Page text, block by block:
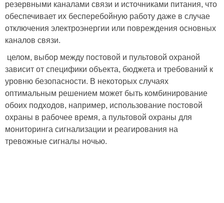
резервными каналами связи и источниками питания, что
обеспечивает их бесперебойную работу даже в случае
отключения электроэнергии или повреждения основных
каналов связи.
целом, выбор между постовой и пультовой охраной
зависит от специфики объекта, бюджета и требований к
уровню безопасности. В некоторых случаях
оптимальным решением может быть комбинирование
обоих подходов, например, использование постовой
охраны в рабочее время, а пультовой охраны для
мониторинга сигнализации и реагирования на
тревожные сигналы ночью.